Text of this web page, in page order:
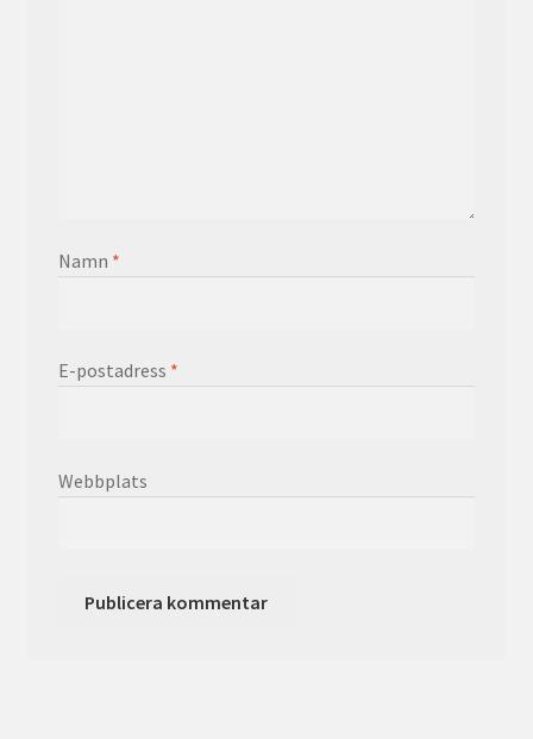
Namn *
E-postadress *
Webbplats